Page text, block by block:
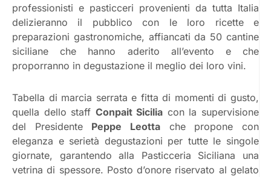
professionisti e pasticceri provenienti da tutta Italia
delizieranno il pubblico con le loro ricette e
preparazioni gastronomiche, affiancati da 50 cantine
siciliane che hanno aderito all’evento e che
proporranno in degustazione il meglio dei loro vini.
Tabella di marcia serrata e fitta di momenti di gusto,
quella dello staff Conpait Sicilia con la supervisione
del Presidente Peppe Leotta che propone con
eleganza e serietà degustazioni per tutte le singole
giornate, garantendo alla Pasticceria Siciliana una
vetrina di spessore. Posto d’onore riservato al gelato